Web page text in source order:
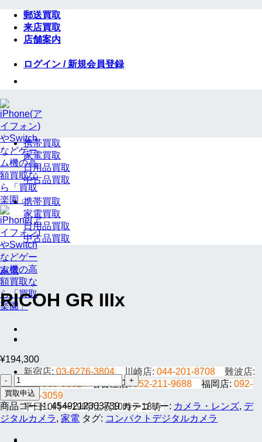
Skip
content
郵送買取
来店買取
店舗案内
ログイン / 新規会員登録
新宿店: 03-6276-3804 川崎店: 044-201-8708 難波店:
06-6536-8862
名古屋店:052-211-9688 福岡店: 092-
791-3059
平日10時〜19時/土祝10時〜18時
携帯買取
家電買取
日用品買取
中古品買取
携帯買取
家電買取
日用品買取
中古品買取
家電
RICOH GR IIIx
¥194,300
RICOH
GR
IIIx
個
買取申込
商品コード:4549212303739 カテゴリー: カメラ・レンズ, デ
ジタルカメラ, 家電 タグ: コンパクトデジタルカメラ